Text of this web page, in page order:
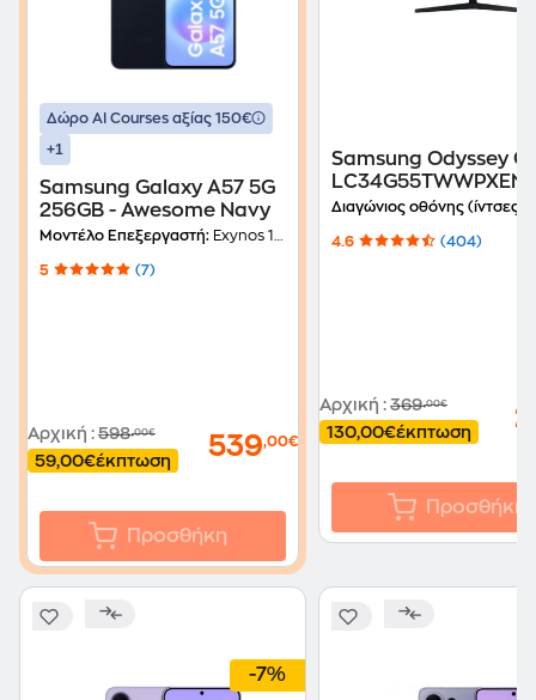
Δώρο ΑΙ Courses αξίας 150€
+1
Samsung Galaxy A57 5G
256GB - Awesome Navy
Μοντέλο Επεξεργαστή: Exynos 1680 (4nm)
5 (7)
Αρχική : 598,00€
59,00€έκπτωση 539,00€
Προσθήκη
Samsung Odyssey
LC34G55TWWPXEN
Gaming Monitor 34''
1ms
Διαγώνιος οθόνης (ίντσες):
4.6 (404)
Αρχική : 369,00€
130,00€έκπτωση
Προσθήκη
-7%